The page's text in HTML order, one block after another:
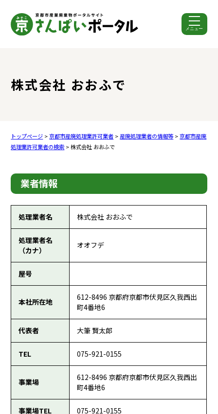
メニュー
株式会社 おおふで
トップページ >京都市産廃処理業許可業者 > 産廃処理業者の情報等>京都市産廃
処理業許可業者の検索 > 株式会社 おおふで
業者情報
処理業者名 株式会社 おおふで
処理業者名
（カナ）
オオフデ
屋号
本社所在地
612-8496 京都府京都市伏見区久我西出
町4番地6
代表者 大筆 賢太郎
TEL 075-921-0155
事業場
612-8496 京都府京都市伏見区久我西出
町4番地6
事業場TEL 075-921-0155